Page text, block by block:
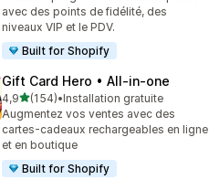
avec des points de fidélité, des
niveaux VIP et le PDV.
Built for Shopify
Gift Card Hero • All‑in‑one
4,9étoile(s) sur 5
(154)
154 avis au total
•Installation gratuite
Augmentez vos ventes avec des
cartes-cadeaux rechargeables en ligne
et en boutique
Built for Shopify